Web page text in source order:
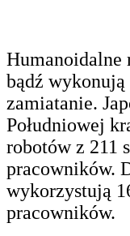
Humanoidalne
bądź
zamiatanie.
Południowej
robotów z 211
pracowników.
wykorzystują
pracowników.